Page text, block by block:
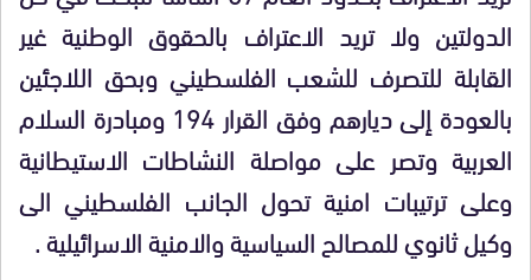
الدولتين ولا تريد الاعتراف بالحقوق الوطنية غير
القابلة للتصرف للشعب الفلسطيني وبحق اللاجئين
بالعودة إلى ديارهم وفق القرار 194 ومبادرة السلام
العربية وتصر على مواصلة النشاطات الاستيطانية
وعلى ترتيبات امنية تحول الجانب الفلسطيني الى
وكيل ثانوي للمصالح السياسية والامنية الاسرائيلية.